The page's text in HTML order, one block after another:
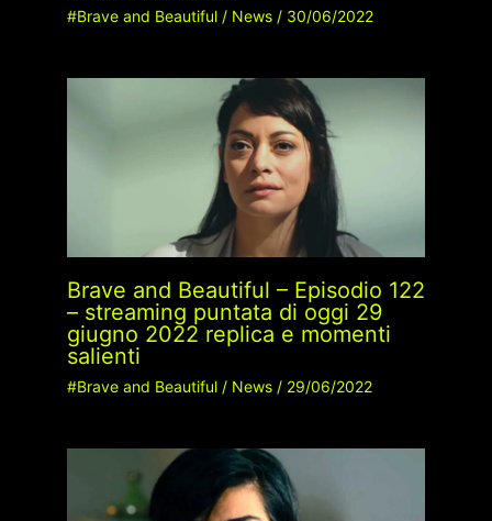
#Brave and Beautiful/ News/ 30/06/2022
Brave and Beautiful – Episodio 122
– streaming puntata di oggi 29
giugno 2022 replica e momenti
salienti
#Brave and Beautiful/ News/ 29/06/2022